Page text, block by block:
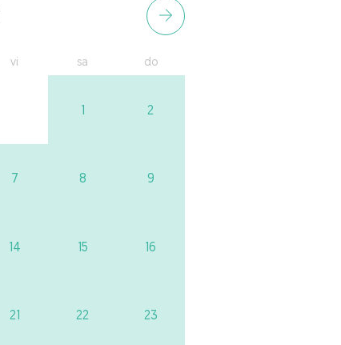
vi sa do
1 2
7 8 9
14 15 16
21 22 23